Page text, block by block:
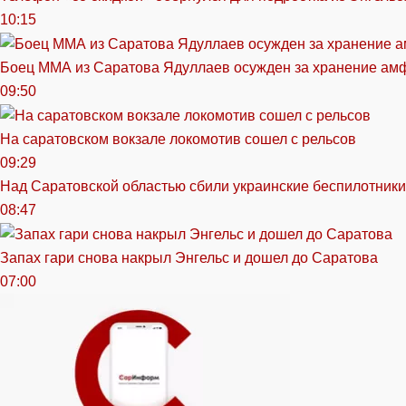
10:15
Боец ММА из Саратова Ядуллаев осужден за хранение
09:50
На саратовском вокзале локомотив сошел с рельсов
09:29
Над Саратовской областью сбили украинские беспилотники
08:47
Запах гари снова накрыл Энгельс и дошел до Саратова
07:00